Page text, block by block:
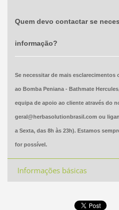
Quem devo contactar se
informação?
Se necessitar de mais
ao Bomba Peniana - Bathmate Hercules
equipa de apoio ao cliente através do
geral@herbasolutionbrasil.com ou
a Sexta, das 8h às 23h). Estamos
for possível.
Informações básicas